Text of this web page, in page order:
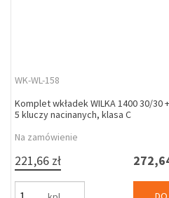
WK-WL-158
Komplet wkładek WILKA 1400 30/30
5 kluczy nacinanych, klasa C
Na zamówienie
221,66 zł